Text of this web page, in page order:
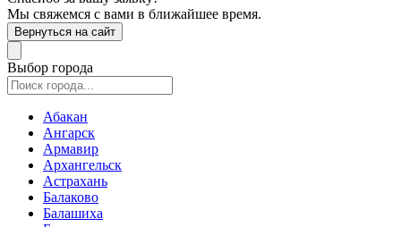
Мы свяжемся с вами в ближайшее время.
Вернуться на сайт
Выбор города
Абакан
Ангарск
Армавир
Архангельск
Астрахань
Балаково
Балашиха